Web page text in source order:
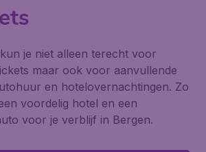
je niet alleen terecht voor
maar ook voor aanvullende
en hotelovernachtingen. Zo
voordelig hotel en een
voor je verblijf in Bergen.